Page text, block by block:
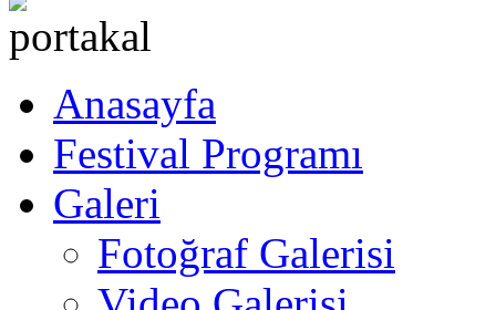
Anasayfa
Festival Programı
Galeri
Fotoğraf Galerisi